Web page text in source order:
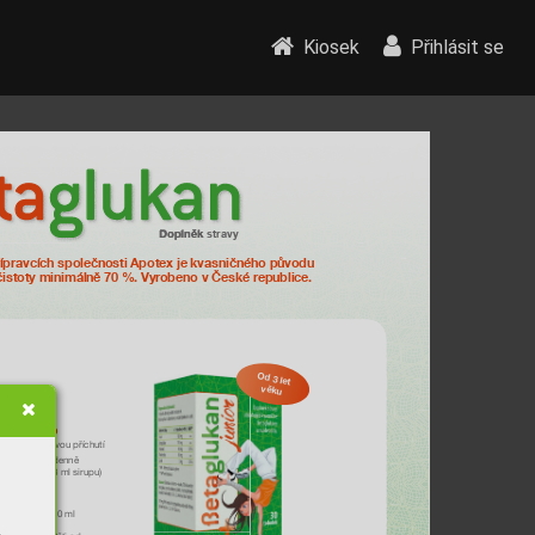
sirup
pomerančovou příchutí
malá lžička denně
ve 3 ml sirupu)
balení po 150 ml
Od 3 let
věku
Doplněk stravy
společnosti Apotex je kvasničného původu
minimálně 70 %. Vyrobeno v České republice.
Kiosek Přihlásit se